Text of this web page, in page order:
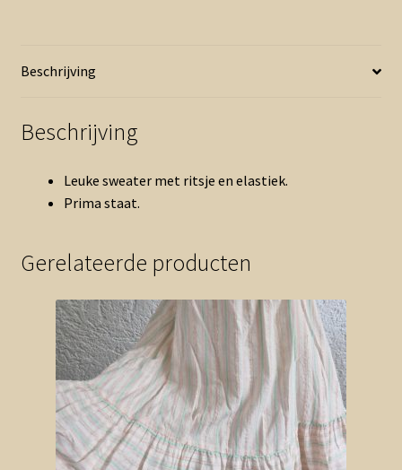
Beschrijving
Beschrijving
Leuke sweater met ritsje en elastiek.
Prima staat.
Gerelateerde producten